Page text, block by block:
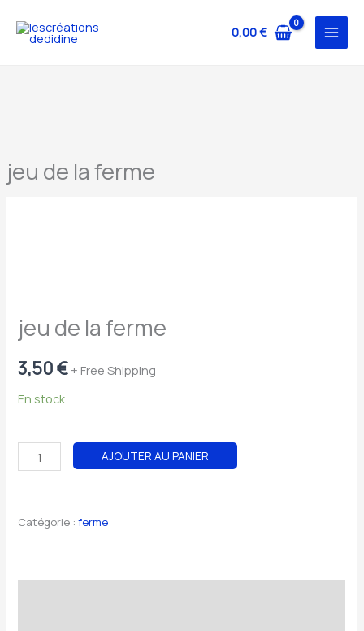
0,00€
jeu de la ferme
jeu de la ferme
3,50€ + Free Shipping
En stock
ferme
AJOUTER AU PANIER
Catégorie :ferme